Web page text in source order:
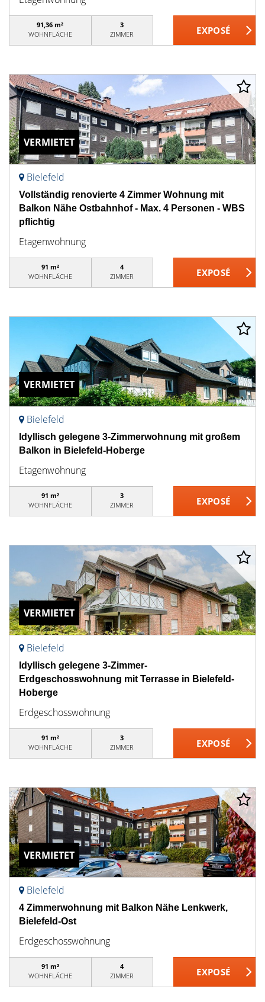
91,36 m²
WOHNFLÄCHE
3
ZIMMER
VERMIETET
Bielefeld
Vollständig renovierte 4 Zimmer Wohnung mit
Balkon Nähe Ostbahnhof - Max. 4 Personen - WBS
pflichtig
Etagenwohnung
91 m²
WOHNFLÄCHE
4
ZIMMER
VERMIETET
Bielefeld
Idyllisch gelegene 3-Zimmerwohnung mit großem
Balkon in Bielefeld-Hoberge
Etagenwohnung
91 m²
WOHNFLÄCHE
3
ZIMMER
VERMIETET
Bielefeld
Idyllisch gelegene 3-Zimmer-
Erdgeschosswohnung mit Terrasse in Bielefeld-
Hoberge
Erdgeschosswohnung
91 m²
WOHNFLÄCHE
3
ZIMMER
VERMIETET
Bielefeld
4 Zimmerwohnung mit Balkon Nähe Lenkwerk,
Bielefeld-Ost
Erdgeschosswohnung
91 m²
WOHNFLÄCHE
4
ZIMMER